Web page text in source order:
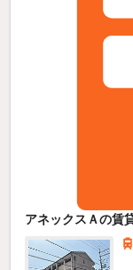
アネックスＡの賃